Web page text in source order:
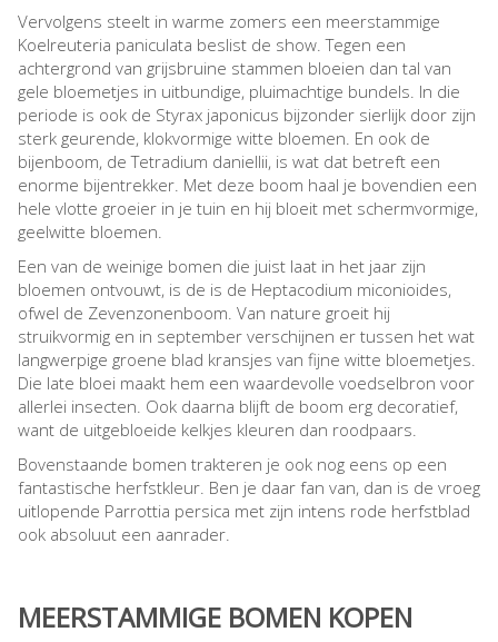
Vervolgens steelt in warme zomers een meerstammige
Koelreuteria paniculata beslist de show. Tegen een
achtergrond van grijsbruine stammen bloeien dan tal van
gele bloemetjes in uitbundige, pluimachtige bundels. In die
periode is ook de Styrax japonicus bijzonder sierlijk door zijn
sterk geurende, klokvormige witte bloemen. En ook de
bijenboom, de Tetradium daniellii, is wat dat betreft een
enorme bijentrekker. Met deze boom haal je bovendien een
hele vlotte groeier in je tuin en hij bloeit met schermvormige,
geelwitte bloemen.
Een van de weinige bomen die juist laat in het jaar zijn
bloemen ontvouwt, is de is de Heptacodium miconioides,
ofwel de Zevenzonenboom. Van nature groeit hij
struikvormig en in september verschijnen er tussen het wat
langwerpige groene blad kransjes van fijne witte bloemetjes.
Die late bloei maakt hem een waardevolle voedselbron voor
allerlei insecten. Ook daarna blijft de boom erg decoratief,
want de uitgebloeide kelkjes kleuren dan roodpaars.
Bovenstaande bomen trakteren je ook nog eens op een
fantastische herfstkleur. Ben je daar fan van, dan is de vroeg
uitlopende Parrottia persica met zijn intens rode herfstblad
ook absoluut een aanrader.
MEERSTAMMIGE BOMEN KOPEN